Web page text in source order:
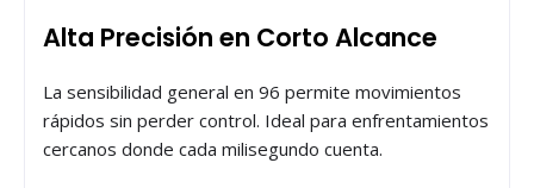
Alta Precisión en Corto Alcance
La sensibilidad general en 96 permite movimientos
rápidos sin perder control. Ideal para enfrentamientos
cercanos donde cada milisegundo cuenta.